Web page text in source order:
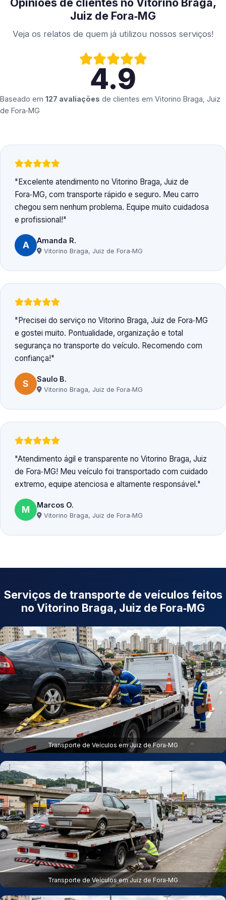
Juiz de Fora‑MG
Veja os relatos de quem já utilizou nossos serviços!
4.9
Baseado em 127 avaliações de clientes em Vitorino Braga, Juiz
de Fora‑MG
Excelente atendimento no Vitorino Braga, Juiz de
Fora‑MG, com transporte rápido e seguro. Meu carro
chegou sem nenhum problema. Equipe muito cuidadosa
e profissional!
A Amanda R.
Vitorino Braga, Juiz de Fora‑MG
Precisei do serviço no Vitorino Braga, Juiz de Fora‑MG
e gostei muito. Pontualidade, organização e total
segurança no transporte do veículo. Recomendo com
confiança!
S Saulo B.
Vitorino Braga, Juiz de Fora‑MG
Atendimento ágil e transparente no Vitorino Braga, Juiz
de Fora‑MG! Meu veículo foi transportado com cuidado
extremo, equipe atenciosa e altamente responsável.
M Marcos O.
Vitorino Braga, Juiz de Fora‑MG
Serviços de transporte de veículos feitos
no Vitorino Braga, Juiz de Fora‑MG
Transporte de Veículos em Juiz de Fora‑MG
Transporte de Veículos em Juiz de Fora‑MG